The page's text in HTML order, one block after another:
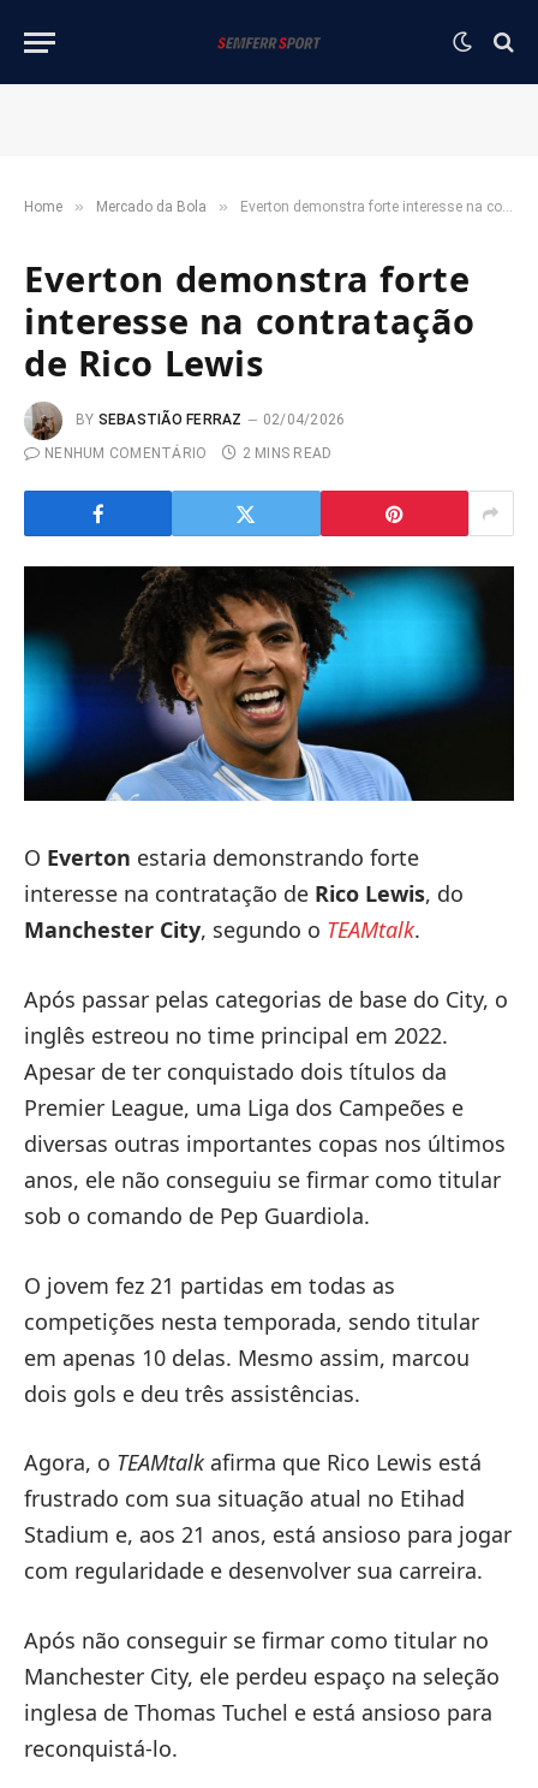
Home » Mercado da Bola » Everton demonstra forte interesse na contratação de Rico Lewis
Everton demonstra forte
interesse na contratação
de Rico Lewis
BY SEBASTIÃO FERRAZ
02/04/2026
NENHUM COMENTÁRIO
2 MINS READ
O Everton estaria demonstrando forte
interesse na contratação de Rico Lewis, do
Manchester City, segundo o TEAMtalk.
Após passar pelas categorias de base do City, o
inglês estreou no time principal em 2022.
Apesar de ter conquistado dois títulos da
Premier League, uma Liga dos Campeões e
diversas outras importantes copas nos últimos
anos, ele não conseguiu se firmar como titular
sob o comando de Pep Guardiola.
O jovem fez 21 partidas em todas as
competições nesta temporada, sendo titular
em apenas 10 delas. Mesmo assim, marcou
dois gols e deu três assistências.
Agora, o TEAMtalk afirma que Rico Lewis está
frustrado com sua situação atual no Etihad
Stadium e, aos 21 anos, está ansioso para jogar
com regularidade e desenvolver sua carreira.
Após não conseguir se firmar como titular no
Manchester City, ele perdeu espaço na seleção
inglesa de Thomas Tuchel e está ansioso para
reconquistá-lo.